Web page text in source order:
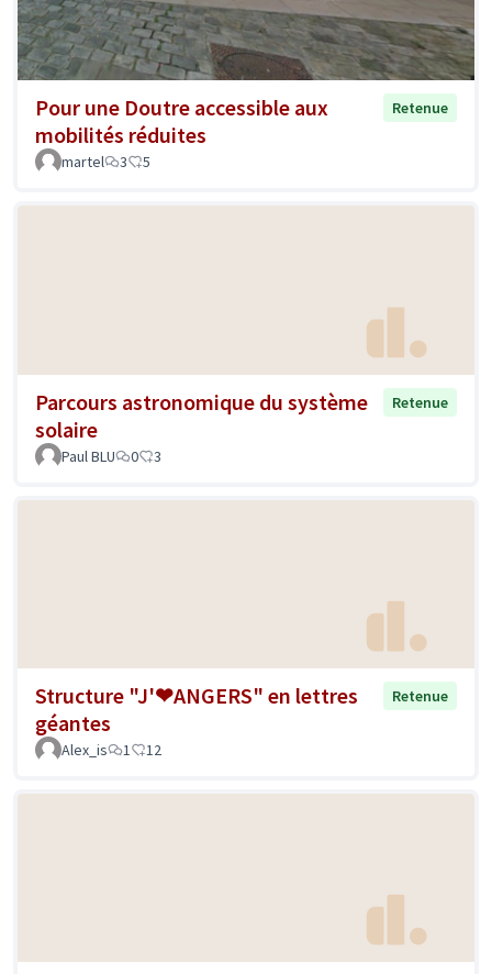
Pour une Doutre accessible aux
mobilités réduites
Retenue
martel 3 5
Parcours astronomique du système
solaire
Retenue
Paul BLU 0 3
Structure "J'❤ANGERS" en lettres
géantes
Retenue
Alex_is 1 12